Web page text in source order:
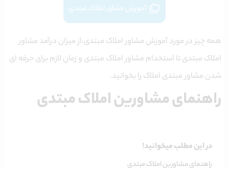
آموزش مشاور املاک مبتدی
همه چیز در مورد آموزش مشاور املاک مبتدی،از میزان درآمد مشاور
املاک مبتدی تا استخدام مشاور املاک مبتدی و‌ زمان لازم برای حرفه ای
شدن مشاور مبتدی املاک را بخوانید.
راهنمای مشاورین املاک مبتدی
در این مطلب میخوانید!
راهنمای مشاورین املاک مبتدی